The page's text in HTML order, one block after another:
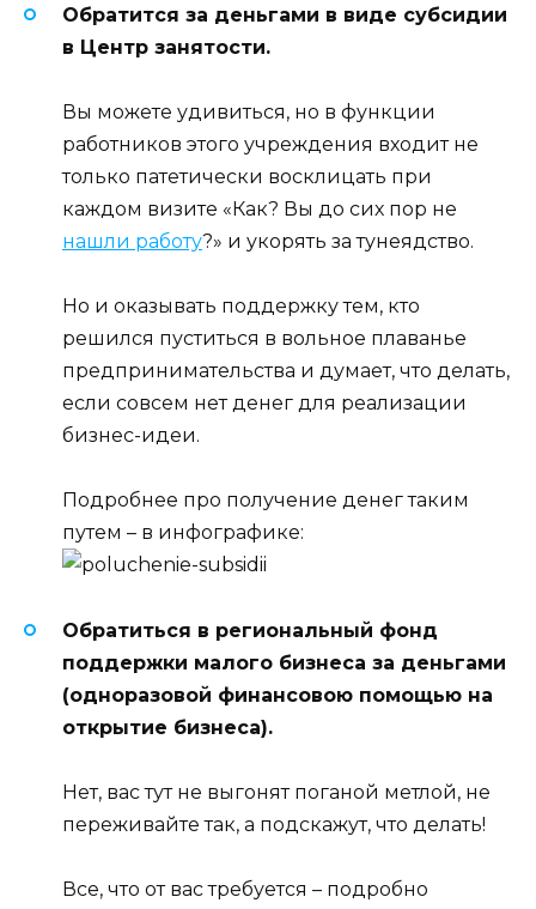
Обратится за деньгами в виде субсидии
в Центр занятости.
Вы можете удивиться, но в функции
работников этого учреждения входит не
только патетически восклицать при
каждом визите «Как? Вы до сих пор не
нашли работу?» и укорять за тунеядство.
Но и оказывать поддержку тем, кто
решился пуститься в вольное плаванье
предпринимательства и думает, что делать,
если совсем нет денег для реализации
бизнес-идеи.
Подробнее про получение денег таким
путем – в инфографике:
Обратиться в региональный фонд
поддержки малого бизнеса за деньгами
(одноразовой финансовою помощью на
открытие бизнеса).
Нет, вас тут не выгонят поганой метлой, не
переживайте так, а подскажут, что делать!
Все, что от вас требуется – подробно